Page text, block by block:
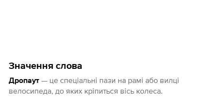
Значення слова
Дропаут— це спеціальні пази на рамі або вилці
велосипеда, до яких кріпиться вісь колеса.